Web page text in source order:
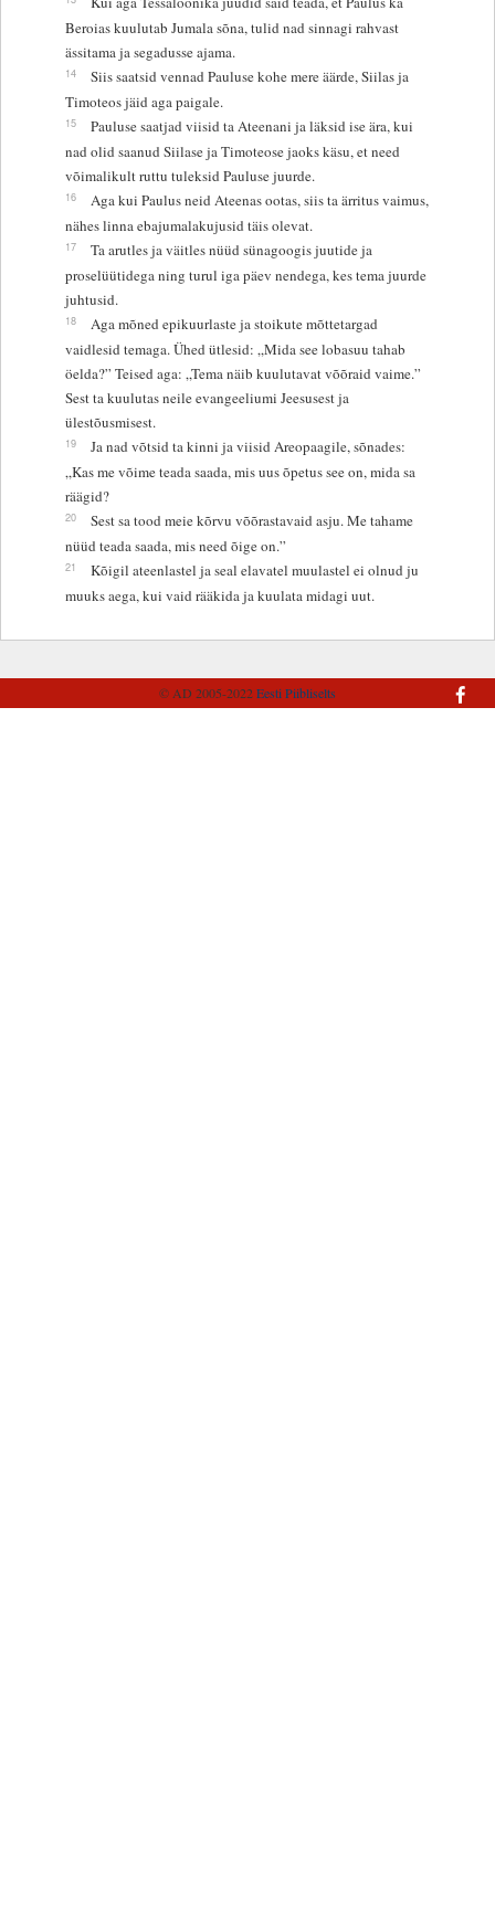
Beroias kuulutab Jumala sõna, tulid nad sinnagi rahvast
ässitama ja segadusse ajama.
14
Siis saatsid vennad Pauluse kohe mere äärde, Siilas ja
Timoteos jäid aga paigale.
15
Pauluse saatjad viisid ta Ateenani ja läksid ise ära, kui
nad olid saanud Siilase ja Timoteose jaoks käsu, et need
võimalikult ruttu tuleksid Pauluse juurde.
16
Aga kui Paulus neid Ateenas ootas, siis ta ärritus vaimus,
nähes linna ebajumalakujusid täis olevat.
17
Ta arutles ja väitles nüüd sünagoogis juutide ja
proselüütidega ning turul iga päev nendega, kes tema juurde
juhtusid.
18
Aga mõned epikuurlaste ja stoikute mõttetargad
vaidlesid temaga. Ühed ütlesid: „Mida see lobasuu tahab
öelda?” Teised aga: „Tema näib kuulutavat võõraid vaime.”
Sest ta kuulutas neile evangeeliumi Jeesusest ja
ülestõusmisest.
19
Ja nad võtsid ta kinni ja viisid Areopaagile, sõnades:
„Kas me võime teada saada, mis uus õpetus see on, mida sa
räägid?
20
Sest sa tood meie kõrvu võõrastavaid asju. Me tahame
nüüd teada saada, mis need õige on.”
21
Kõigil ateenlastel ja seal elavatel muulastel ei olnud ju
muuks aega, kui vaid rääkida ja kuulata midagi uut.
© AD 2005-2022Eesti Piibliselts